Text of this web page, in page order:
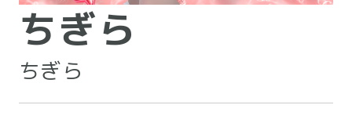
ちぎら
ちぎら